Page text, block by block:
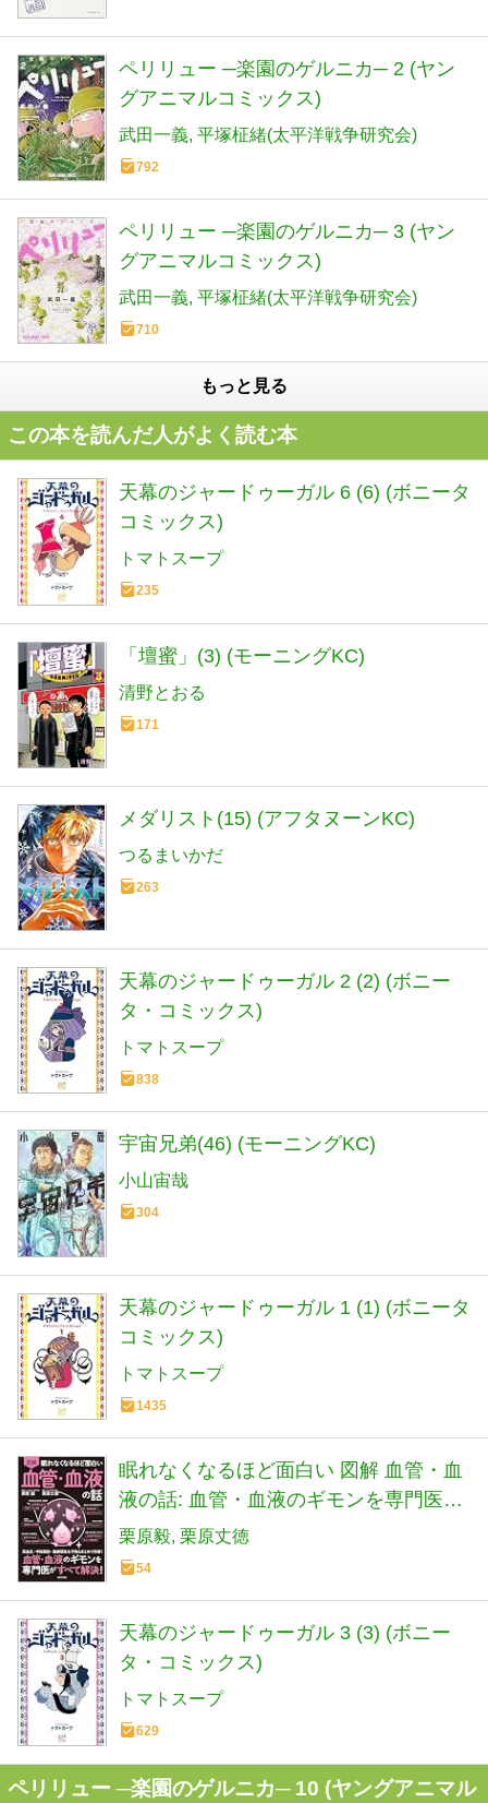
ペリリュー ─楽園のゲルニカ─ 2 (ヤン
グアニマルコミックス)
武田一義 平塚柾緒(太平洋戦争研究会)
792
ペリリュー ─楽園のゲルニカ─ 3 (ヤン
グアニマルコミックス)
武田一義 平塚柾緒(太平洋戦争研究会)
710
もっと見る
この本を読んだ人がよく読む本
天幕のジャードゥーガル 6 (6) (ボニータ
コミックス)
トマトスープ
235
「壇蜜」(3) (モーニングKC)
清野とおる
171
メダリスト(15) (アフタヌーンKC)
つるまいかだ
263
天幕のジャードゥーガル 2 (2) (ボニー
タ・コミックス)
トマトスープ
838
宇宙兄弟(46) (モーニングKC)
小山宙哉
304
天幕のジャードゥーガル 1 (1) (ボニータ
コミックス)
トマトスープ
1435
眠れなくなるほど面白い 図解 血管・血
液の話: 血管・血液のギモンを専門医が
すべて解決!
栗原毅 栗原丈徳
54
天幕のジャードゥーガル 3 (3) (ボニー
タ・コミックス)
トマトスープ
629
ペリリュー ─楽園のゲルニカ─ 10 (ヤングアニマル